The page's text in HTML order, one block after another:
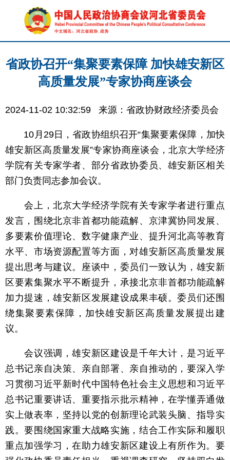
省政协召开“集聚要素保障 加快雄安新区
高质量发展”专家协商座谈会
2024-11-02 10:32:59 来源：省政协财政经济委员会
10月29日，省政协组织召开“集聚要素保障，加快
雄安新区高质量发展”专家协商座谈会，北京大学经济
学院有关专家学者、部分省政协委员、雄安新区相关
部门负责同志参加会议。
会上，北京大学经济学院有关专家学者进行重点
发言，围绕北京非首都功能疏解、京津冀协同发展、
多要素价值理论、数字健康产业、提升河北高等教育
水平、市场资源配置等方面，对雄安新区高质量发展
提出思考与建议。座谈中，委员们一致认为，雄安新
区要素集聚水平不断提升，承接北京非首都功能疏解
加力提速，雄安新区发展建设成果丰硕。委员们还围
绕集聚要素保障，加快雄安新区高质量发展提出建
议。
会议强调，雄安新区建设是千年大计，是习近平
总书记亲自决策、亲自部署、亲自推动的，要深入学
习贯彻习近平新时代中国特色社会主义思想和习近平
总书记重要讲话、重要指示批示精神，在学懂弄通做
实上做表率，坚持以党的创新理论武装头脑、指导实
践。要围绕国家重大战略实施，结合工作实际和履职
重点加强学习，在助力雄安新区建设上有所作为。要